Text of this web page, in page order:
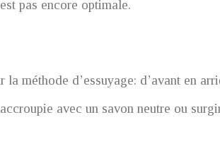
pas encore optimale.
méthode d’essuyage: d’avant en
avec un savon neutre ou